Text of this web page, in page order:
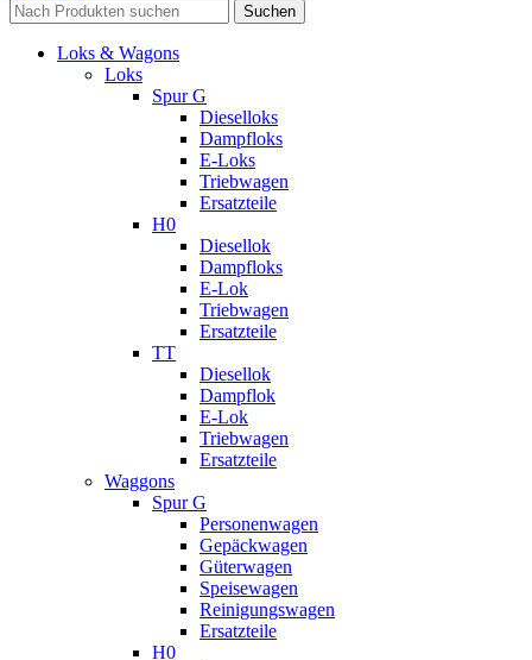
Suchen
Loks & Wagons
Loks
Spur G
Dieselloks
Dampfloks
E-Loks
Triebwagen
Ersatzteile
H0
Diesellok
Dampfloks
E-Lok
Triebwagen
Ersatzteile
TT
Diesellok
Dampflok
E-Lok
Triebwagen
Ersatzteile
Waggons
Spur G
Personenwagen
Gepäckwagen
Güterwagen
Speisewagen
Reinigungswagen
Ersatzteile
H0